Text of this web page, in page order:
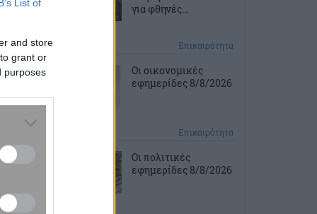
List of
and store
grant or
purposes
για φθηνές...
2 ώρες πριν Επικαιρότητα
Οι οικονομικές
εφημερίδες 8/8/2026
Επικαιρότητα
Οι πολιτικές
εφημερίδες 8/8/2026